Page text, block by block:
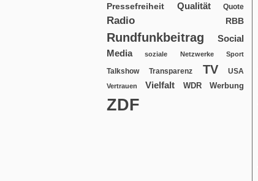
Pressefreiheit Qualität Quote
Radio RBB
Rundfunkbeitrag
Social
Media
soziale Netzwerke Sport
Talkshow Transparenz TV USA
Vertrauen Vielfalt WDR Werbung
ZDF